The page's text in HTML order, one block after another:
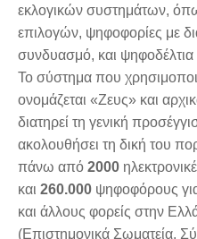
εκλογικών συστημάτων,
επιλογών, ψηφοφορίες με
συνδυασμό, και ψηφοδέλτια
Το σύστημα που
ονομάζεται «Ζευς» και
διατηρεί τη γενική
ακολουθήσει τη δική του
πάνω από 2000
και 260.000 ψηφοφόρους
και άλλους φορείς στην
(Επιστημονικά Σωματεία,